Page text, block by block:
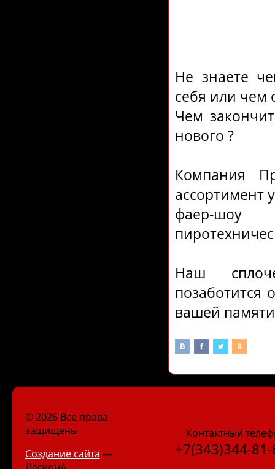
Не знаете
себя или чем
Чем
нового ?
Компания
ассортимент
фаер-шоу
Наш
позаботится
вашей
© 2026 Все права
защищены
Создание сайта —
Контактный
+7(343)344-